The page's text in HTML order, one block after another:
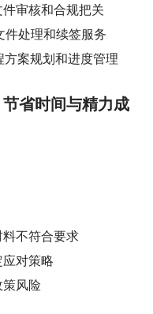
审核和合规把关
处理和续签服务
方案规划和进度管理
省时间与精力成
不符合要求
对策略
风险